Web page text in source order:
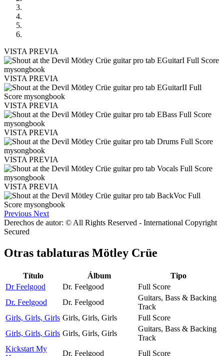
VISTA PREVIA
VISTA PREVIA
VISTA PREVIA
VISTA PREVIA
VISTA PREVIA
VISTA PREVIA
Previous Next
Derechos de autor: © All Rights Reserved - International Copyright
Secured
Otras tablaturas Mötley Crüe
Título Álbum
Tipo
Dr Feelgood
Dr. Feelgood
Full Score
Dr. Feelgood
Dr. Feelgood
Guitars, Bass & Backing
Track
Girls, Girls, Girls Girls, Girls, Girls
Full Score
Girls, Girls, Girls Girls, Girls, Girls
Guitars, Bass & Backing
Track
Kickstart My
Dr. Feelgood
Full Score